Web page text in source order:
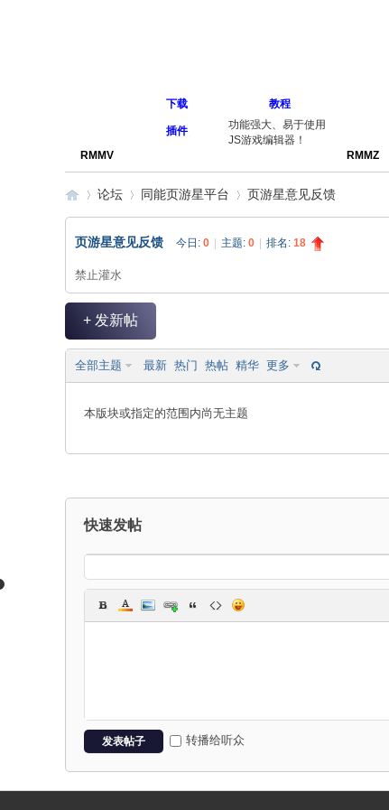
RMMV
下载 教程
插件
功能强大、易于使用
JS游戏编辑器！
RMMZ
同
能
»
论坛 同能页游星平台 页游星意见反馈
页游星意见反馈 今日: 0 主题: 0 排名: 18
禁止灌水
+ 发新帖
全部主题 最新 热门 热帖 精华 更多
本版块或指定的范围内尚无主题
快速发帖
发表帖子 转播给听众